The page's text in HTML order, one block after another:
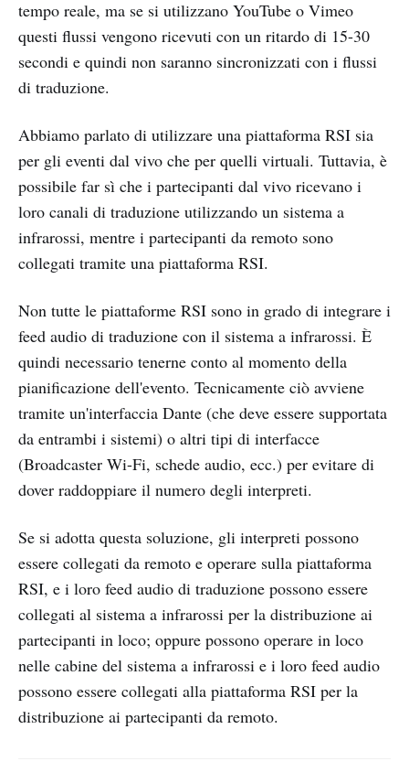
tempo reale, ma se si utilizzano YouTube o Vimeo
questi flussi vengono ricevuti con un ritardo di 15-30
secondi e quindi non saranno sincronizzati con i flussi
di traduzione.
Abbiamo parlato di utilizzare una piattaforma RSI sia
per gli eventi dal vivo che per quelli virtuali. Tuttavia, è
possibile far sì che i partecipanti dal vivo ricevano i
loro canali di traduzione utilizzando un sistema a
infrarossi, mentre i partecipanti da remoto sono
collegati tramite una piattaforma RSI.
Non tutte le piattaforme RSI sono in grado di integrare i
feed audio di traduzione con il sistema a infrarossi. È
quindi necessario tenerne conto al momento della
pianificazione dell'evento. Tecnicamente ciò avviene
tramite un'interfaccia Dante (che deve essere supportata
da entrambi i sistemi) o altri tipi di interfacce
(Broadcaster Wi-Fi, schede audio, ecc.) per evitare di
dover raddoppiare il numero degli interpreti.
Se si adotta questa soluzione, gli interpreti possono
essere collegati da remoto e operare sulla piattaforma
RSI, e i loro feed audio di traduzione possono essere
collegati al sistema a infrarossi per la distribuzione ai
partecipanti in loco; oppure possono operare in loco
nelle cabine del sistema a infrarossi e i loro feed audio
possono essere collegati alla piattaforma RSI per la
distribuzione ai partecipanti da remoto.